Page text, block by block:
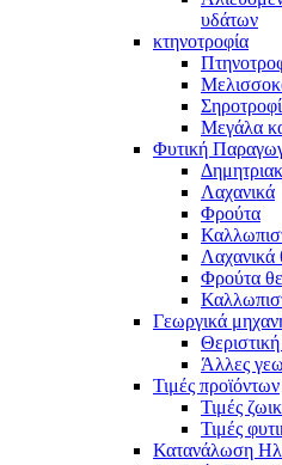
υδάτων
κτηνοτροφία
Μεγάλα
Φυτική
Λαχανικά
Φρούτα
Λαχανικά
Φρούτα
Γεωργικά
Άλλες
Τιμές προϊόντων
Τιμές
Τιμές
Κατανάλωση